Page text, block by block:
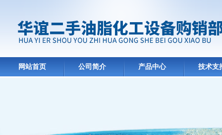
网站首页 公司简介 产品中心 技术支